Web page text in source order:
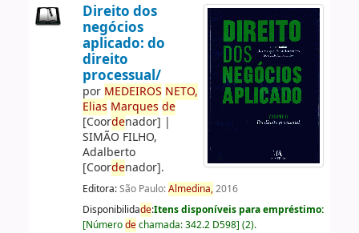
Direito dos
negócios
aplicado: do
direito
processual/
por MEDEIROS NETO,
Elias Marques de
[Coordenador] |
SIMÃO FILHO,
Adalberto
[Coordenador].
Editora:São Paulo:Almedina,2016
Disponibilidade:Itens disponíveis para empréstimo:
[Númerodechamada:342.2 D598] (2).